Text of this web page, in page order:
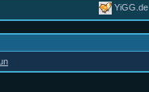
YiGG.de